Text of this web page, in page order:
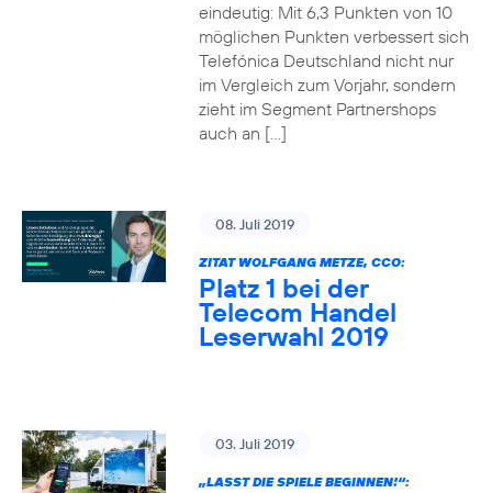
eindeutig: Mit 6,3 Punkten von 10
möglichen Punkten verbessert sich
Telefónica Deutschland nicht nur
im Vergleich zum Vorjahr, sondern
zieht im Segment Partnershops
auch an […]
08. Juli 2019
ZITAT WOLFGANG METZE, CCO:
Platz 1 bei der
Telecom Handel
Leserwahl 2019
03. Juli 2019
„LASST DIE SPIELE BEGINNEN!“: